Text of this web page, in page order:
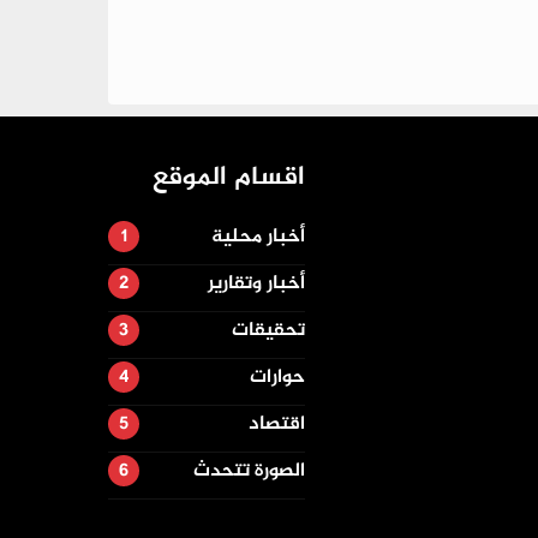
اقسام الموقع
أخبار محلية
أخبار وتقارير
تحقيقات
حوارات
اقتصاد
الصورة تتحدث